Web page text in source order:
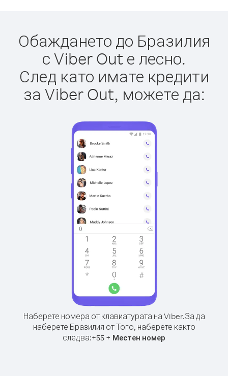
Обаждането до Бразилия
с Viber Out е лесно.
След като имате кредити
за Viber Out, можете да:
Наберете номера от клавиатурата на Viber.За да
наберете Бразилия от Того, наберете както
следва:+55 + Местен номер